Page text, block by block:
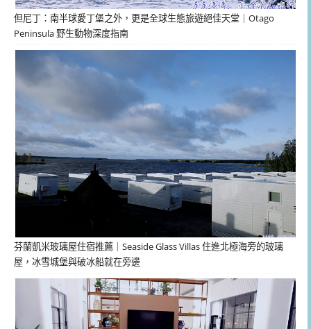
但尼丁：南半球愛丁堡之外，更是全球生態旅遊絕佳天堂｜Otago
Peninsula 野生動物深度指南
芬蘭凱米玻璃屋住宿推薦｜Seaside Glass Villas 住進北極海旁的玻璃
屋，冰雪城堡與破冰船就在旁邊